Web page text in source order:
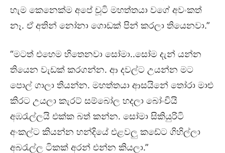
හැම කෙනෙක්ම අපේ චූටි මහත්තයා වගේ අවංකත්
නෑ. ඒ අතින් නෝනා ගොඩක් පින් කරලා තියෙනවා.”
“මටත් එහෙම හිතෙනවා සෝමා..සෝම දැන් යන්න
තියෙන වැඩක් කරගන්න. ආ දවල්ට උයන්න මට
පොල් ගාලා තියන්න. මහත්තයා ආසයිනේ තෝරා මාළු
කිරට උයලා කැරට් සම්බෝල හදලා බෝංචියි
අඹරැල්ලයි එක්ක බත් කන්න. සෝමා සිකියුරිටි
අංකල්ට කියන්න හන්දියේ එළවලු කඩේට ගිහිල්ලා
අබරැල්ල ටිකක් අරන් එන්න කියලා.”